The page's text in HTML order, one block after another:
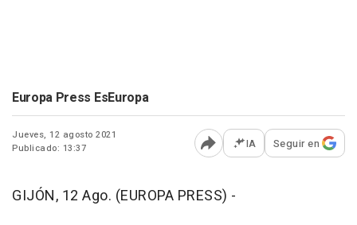
Europa Press EsEuropa
Jueves, 12 agosto 2021
Publicado: 13:37
Abrir opciones para
IA Seguir en
GIJÓN, 12 Ago. (EUROPA PRESS) -